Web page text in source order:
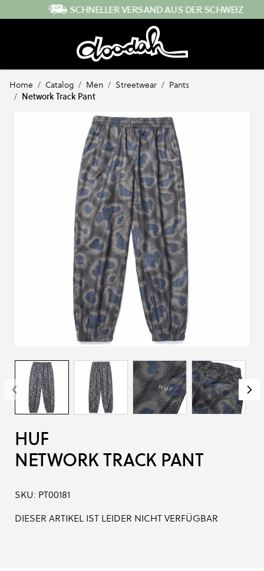
Direkt zum InhaltSCHNELLER VERSAND AUS DER SCHWEIZ
Home / Catalog / Men / Streetwear / Pants
/ Network Track Pant
HUF
NETWORK TRACK PANT
SKU: PT00181
DIESER ARTIKEL IST LEIDER NICHT VERFÜGBAR